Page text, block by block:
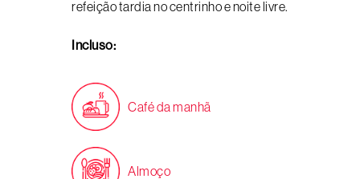
refeição tardia no centrinho e noite livre.
Incluso:
Café da manhã
Almoço